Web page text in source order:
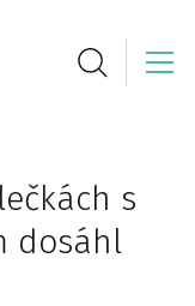
s
dosáhl